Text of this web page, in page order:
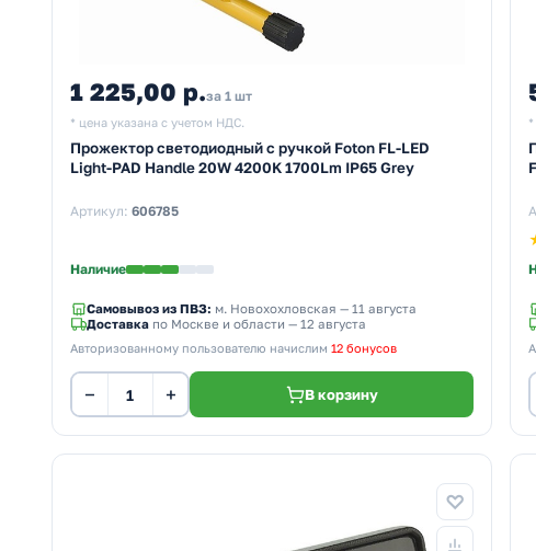
1 225,00 р.за 1 шт
* цена указана с учетом НДС.
Прожектор светодиодный с ручкой Foton FL-LED
Light-PAD Handle 20W 4200K 1700Lm IP65 Grey
Артикул: 606785
Наличие
Самовывоз из ПВЗ: м. Новохохловская — 11 августа
Доставка по Москве и области — 12 августа
Авторизованному пользователю начислим 12 бонусов
− + В корзину